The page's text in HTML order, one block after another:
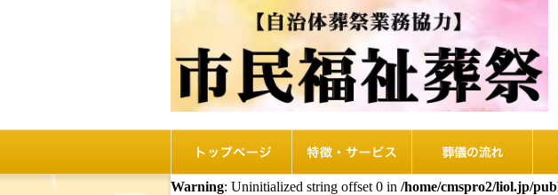
Warning: Uninitialized string offset 0 in /home/cmspro2/liol.jp/